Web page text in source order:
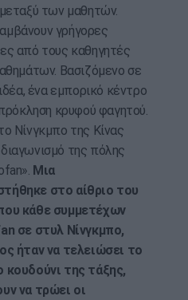
των μαθητών.
γρήγορες
από τους καθηγητές
Βασιζόμενο σε
ένα εμπορικό κέντρο
κρυφού φαγητού.
Νίνγκμπο της Κίνας
της πόλης
Μια
στο αίθριο του
κάθε συμμετέχων
σε στυλ Νίνγκμπο,
ήταν να τελειώσει το
κουδούνι της τάξης,
να τρώει οι